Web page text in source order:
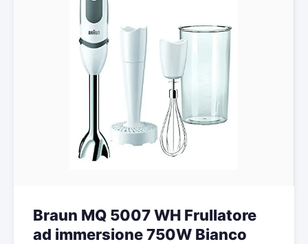
Braun MQ 5007 WH Frullatore
ad immersione 750W Bianco